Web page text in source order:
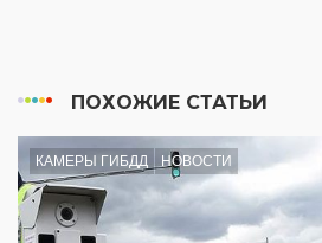
ПОХОЖИЕ СТАТЬИ
КАМЕРЫ ГИБДД НОВОСТИ